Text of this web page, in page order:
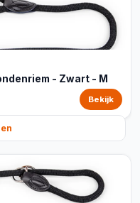
- Zwart - M
Bekijk